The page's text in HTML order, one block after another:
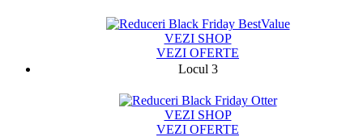
VEZI SHOP
VEZI OFERTE
Locul 3
VEZI SHOP
VEZI OFERTE